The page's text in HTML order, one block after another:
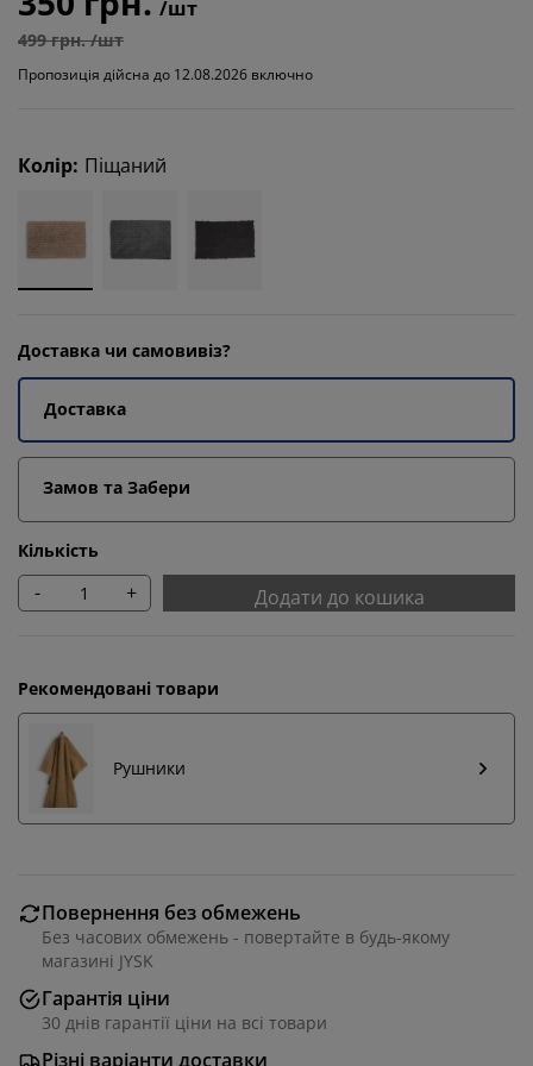
/шт
499 грн. /шт
Пропозиція дійсна до 12.08.2026 включно
Колір: Піщаний
Доставка чи самовивіз?
Доставка
Замов та Забери
Кількість
- + Додати до кошика
Рекомендовані товари
Рушники
Повернення без обмежень
Без часових обмежень - повертайте в будь-якому
магазині JYSK
Гарантія ціни
30 днів гарантії ціни на всі товари
Різні варіанти доставки
Ми персоналізуємо ваш досвід
В JYSK ми використовуємо файли cookie та мобільні
ідентифікатори, щоб забезпечити вам комфортне
відвідування нашого веб-сайту. Файли cookie